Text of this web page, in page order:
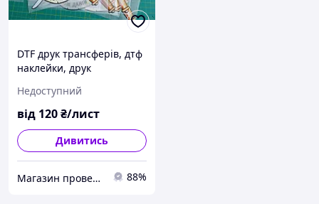
DTF друк трансферів, дтф
наклейки, друк
послуги дтф друку для
сувенірної продукції
Недоступний
від 120₴/лист
Дивитись
Магазин проверенных товаров PODVAL.СOM.UA 88%